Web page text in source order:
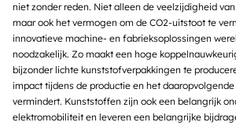
niet zonder reden. Niet alleen de veelzijdigheid
maar ook het vermogen om de CO2-uitstoot te
innovatieve machine- en fabrieksoplossingen
noodzakelijk. Zo maakt een hoge
bijzonder lichte kunststofverpakkingen te
impact tijdens de productie en het
vermindert. Kunststoffen zijn ook een belangrijk
elektromobiliteit en leveren een belangrijke